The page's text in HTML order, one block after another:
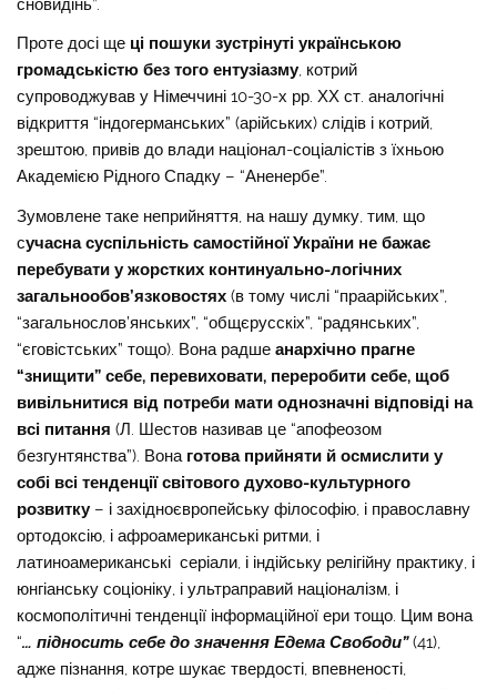
сновидінь”.
Проте досі ще ці пошуки зустрінуті українською
громадськістю без того ентузіазму, котрий
супроводжував у Німеччині 10-30-х рр. ХХ ст. аналогічні
відкриття “індогерманських” (арійських) слідів і котрий,
зрештою, привів до влади націонал-соціалістів з їхньою
Академією Рідного Спадку – “Аненербе”.
Зумовлене таке неприйняття, на нашу думку, тим, що
сучасна суспільність самостійної України не бажає
перебувати у жорстких континуально-логічних
загальнообов’язковостях(в тому числі “праарійських”,
“загальнослов’янських”, “общєрусскіх”, “радянських”,
“єговістських” тощо). Вона радше анархічно прагне
“знищити” себе, перевиховати, переробити себе, щоб
вивільнитися від потреби мати однозначні відповіді на
всі питання (Л. Шестов називав це “апофеозом
безгунтянства”). Вона готова прийняти й осмислити у
собі всі тенденції світового духово-культурного
розвитку – і західноєвропейську філософію, і православну
ортодоксію, і афроамериканські ритми, і
латиноамериканські серіали, і індійську релігійну практику, і
юнгіанську соціоніку, і ультраправий націоналізм, і
космополітичні тенденції інформаційної ери тощо. Цим вона
“… підносить себе до значення Едема Свободи”(41),
адже пізнання, котре шукає твердості, впевненості,